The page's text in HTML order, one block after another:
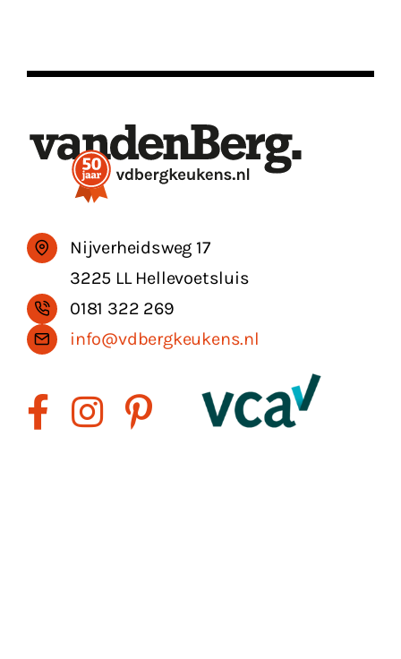
Nijverheidsweg 17
3225 LL Hellevoetsluis
0181 322 269
info@vdbergkeukens.nl